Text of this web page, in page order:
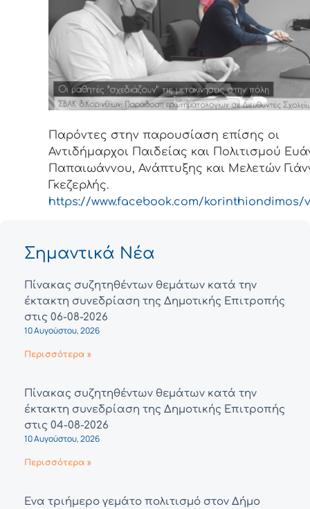
Παρόντες στην παρουσίαση επίσης οι
Αντιδήμαρχοι Παιδείας και Πολιτισμού
Παπαιωάννου, Ανάπτυξης και Μελετών
Γκεζερλής.
https://www.facebook.com/korinthiondimos/
Σημαντικά Νέα
Πίνακας συζητηθέντων θεμάτων κατά την
έκτακτη συνεδρίαση της Δημοτικής Επιτροπής
στις 06-08-2026
10 Αυγούστου, 2026
Περισσότερα »
Πίνακας συζητηθέντων θεμάτων κατά την
έκτακτη συνεδρίαση της Δημοτικής Επιτροπής
στις 04-08-2026
10 Αυγούστου, 2026
Περισσότερα »
Ένα τριήμερο γεμάτο πολιτισμό στον Δήμο